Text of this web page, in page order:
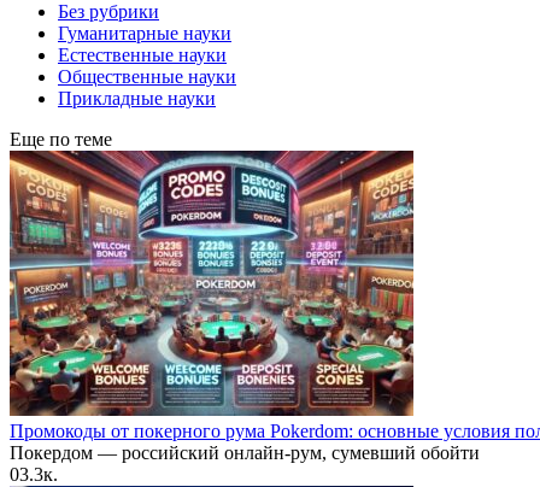
Без рубрики
Гуманитарные науки
Естественные науки
Общественные науки
Прикладные науки
Еще по теме
Промокоды от покерного рума Pokerdom: основные условия
Покердом — российский онлайн-рум, сумевший обойти
03.3к.